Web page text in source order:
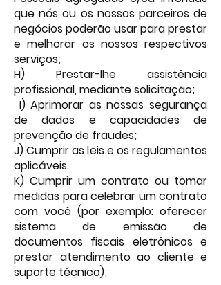
que nós ou os nossos parceiros de
negócios poderão usar para prestar
e melhorar os nossos respectivos
serviços;
H) Prestar-lhe assistência
profissional, mediante solicitação;
I) Aprimorar as nossas segurança
de dados e capacidades de
prevenção de fraudes;
J) Cumprir as leis e os regulamentos
aplicáveis.
K) Cumprir um contrato ou tomar
medidas para celebrar um contrato
com você (por exemplo: oferecer
sistema de emissão de
documentos fiscais eletrônicos e
prestar atendimento ao cliente e
suporte técnico);